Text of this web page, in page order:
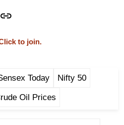
to join.
Today Nifty 50
Oil Prices